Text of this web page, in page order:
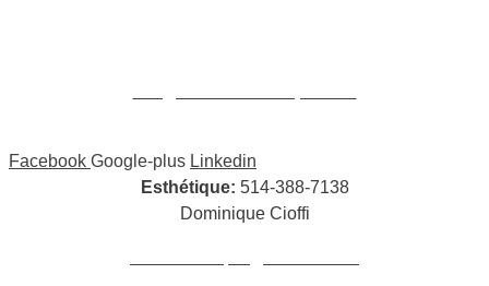
Facebook Google-plus Linkedin
Esthétique: 514-388-7138
Dominique Cioffi